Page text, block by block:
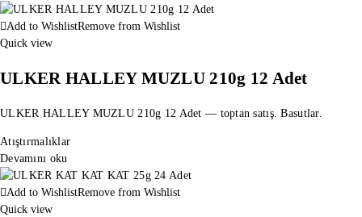
Add to WishlistRemove from Wishlist
Quick view
ULKER HALLEY MUZLU 210g 12 Adet
ULKER HALLEY MUZLU 210g 12 Adet — toptan satış. Basutlar.
Atıştırmalıklar
Devamını oku
Add to WishlistRemove from Wishlist
Quick view